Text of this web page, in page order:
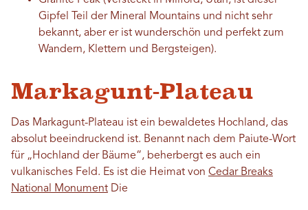
Gipfel Teil der Mineral Mountains und nicht sehr
bekannt, aber er ist wunderschön und perfekt zum
Wandern, Klettern und Bergsteigen).
Markagunt-Plateau
Das Markagunt-Plateau ist ein bewaldetes Hochland, das
absolut beeindruckend ist. Benannt nach dem Paiute-Wort
für „Hochland der Bäume“, beherbergt es auch ein
vulkanisches Feld. Es ist die Heimat von Cedar Breaks
National Monument Die